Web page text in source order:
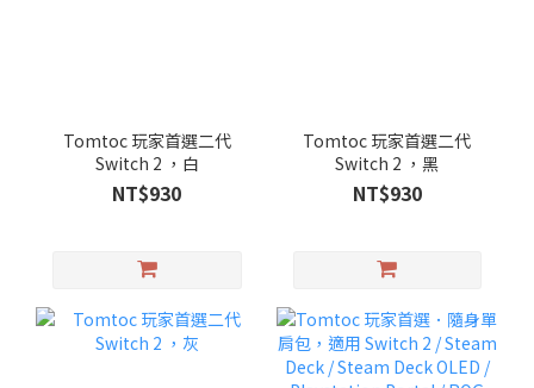
Tomtoc 玩家首選二代
Switch 2 ，白
NT$930
Tomtoc 玩家首選二代
Switch 2 ，黑
NT$930